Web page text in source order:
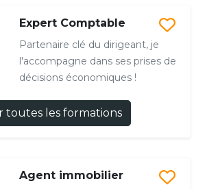
Expert Comptable
Partenaire clé du dirigeant, je
l'accompagne dans ses prises de
décisions économiques !
toutes les formations
Agent immobilier